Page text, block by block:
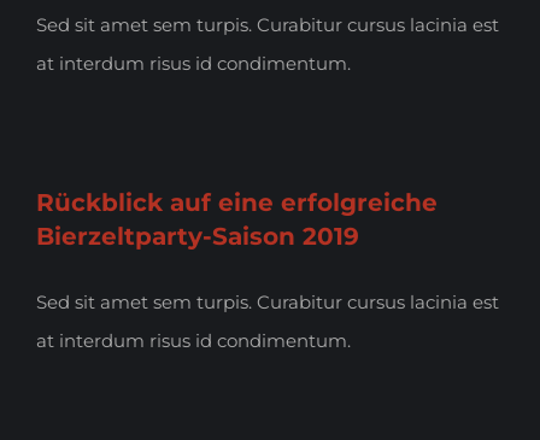
Sed sit amet sem turpis. Curabitur cursus lacinia est
at interdum risus id condimentum.
Rückblick auf eine erfolgreiche
Bierzeltparty-Saison 2019
Sed sit amet sem turpis. Curabitur cursus lacinia est
at interdum risus id condimentum.